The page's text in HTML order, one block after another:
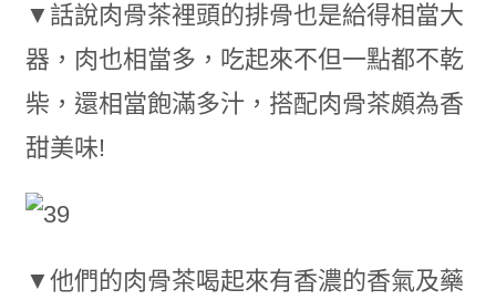
▼話說肉骨茶裡頭的排骨也是給得相當大
器，肉也相當多，吃起來不但一點都不乾
柴，還相當飽滿多汁，搭配肉骨茶頗為香
甜美味!
▼他們的肉骨茶喝起來有香濃的香氣及藥